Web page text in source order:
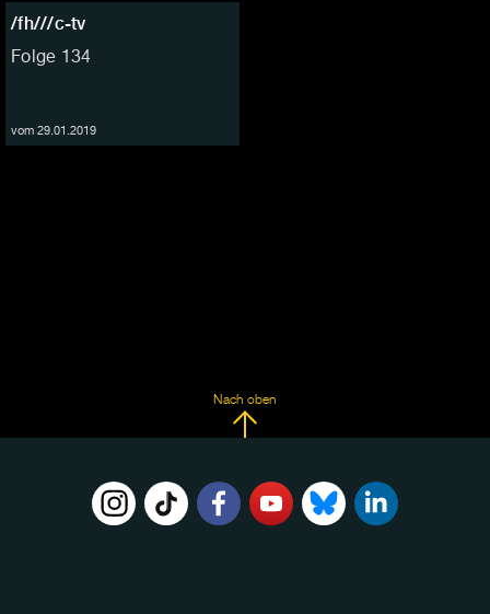
/fh///c-tv
Folge 134
vom 29.01.2019
Nach oben